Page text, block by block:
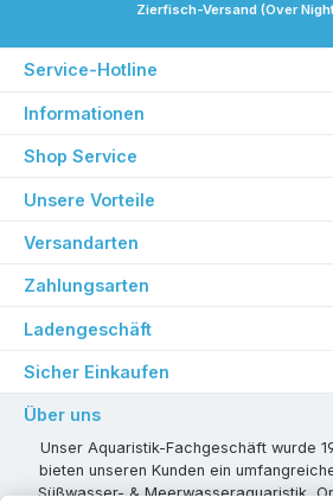
Zierfisch-Versand (Over
Service-Hotline
Informationen
Shop Service
Unsere Vorteile
Versandarten
Zahlungsarten
Ladengeschäft
Sicher Einkaufen
Über uns
Unser Aquaristik-Fachgeschäft wurde
bieten unseren Kunden ein
Süßwasser- & Meerwasseraquaristik,